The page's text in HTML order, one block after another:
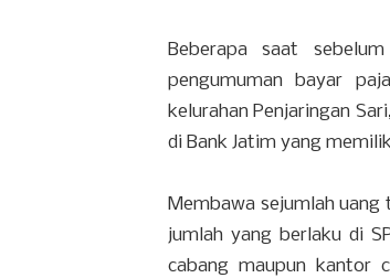
Beberapa saat
pengumuman bayar
kelurahan Penjaringan
di Bank Jatim yang
Membawa sejumlah uang
jumlah yang berlaku di
cabang maupun kantor